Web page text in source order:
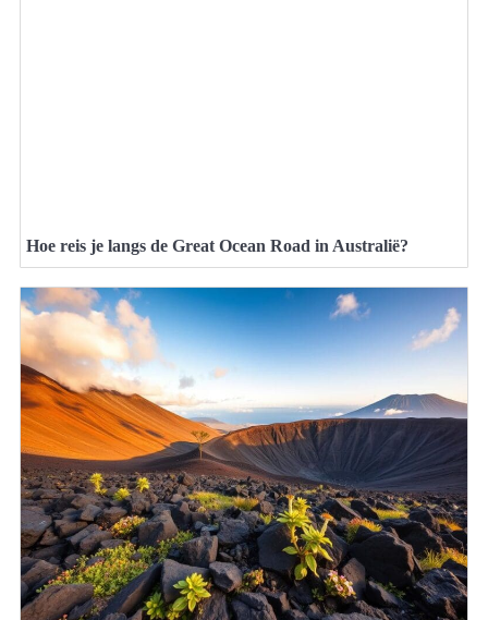
Hoe reis je langs de Great Ocean Road in Australië?